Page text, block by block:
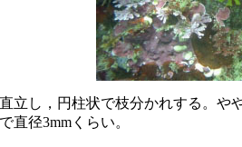
立し，円柱状で枝分かれする。や
直径3mmくらい。